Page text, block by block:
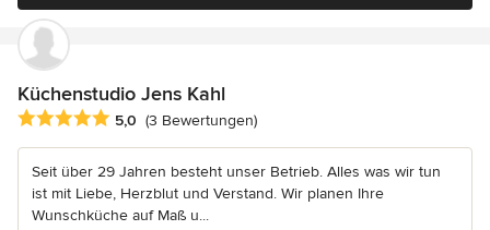
Küchenstudio Jens Kahl
Durchschnittliche Bewertung: 5 von 5 Sternen
5,0 (3 Bewertungen)
Seit über 29 Jahren besteht unser Betrieb. Alles was wir tun
ist mit Liebe, Herzblut und Verstand. Wir planen Ihre
Wunschküche auf Maß u...